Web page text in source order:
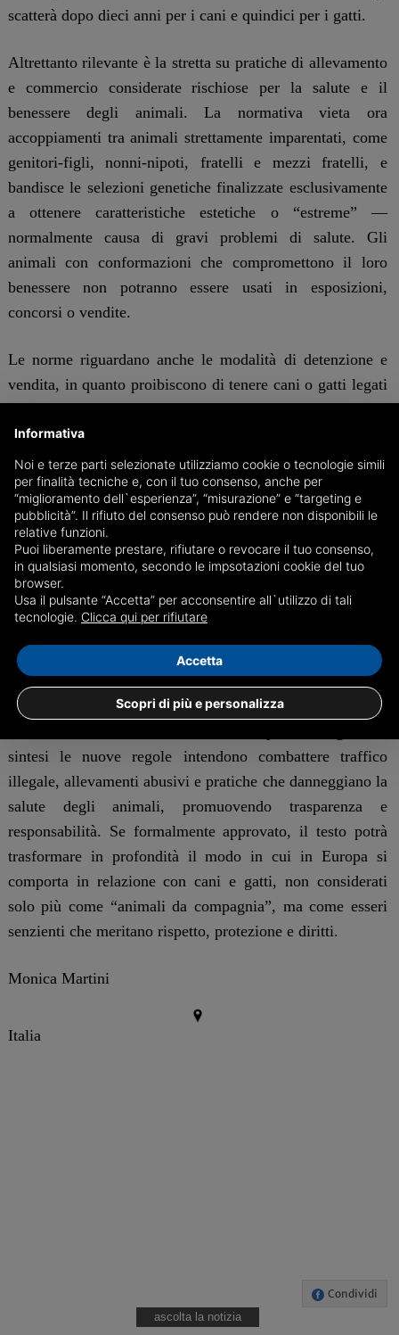
scatterà dopo dieci anni per i cani e quindici per i gatti.
Altrettanto rilevante è la stretta su pratiche di allevamento
e commercio considerate rischiose per la salute e il
benessere degli animali. La normativa vieta ora
accoppiamenti tra animali strettamente imparentati, come
genitori-figli, nonni-nipoti, fratelli e mezzi fratelli, e
bandisce le selezioni genetiche finalizzate esclusivamente
a ottenere caratteristiche estetiche o “estreme” —
normalmente causa di gravi problemi di salute. Gli
animali con conformazioni che compromettono il loro
benessere non potranno essere usati in esposizioni,
concorsi o vendite.
Le norme riguardano anche le modalità di detenzione e
vendita, in quanto proibiscono di tenere cani o gatti legati
ininterrottamente a catena e vietato l’uso di collari a
strozzo o con punte. Per quanto riguarda le importazioni
da paesi terzi, gli animali destinati alla vendita dovranno
essere microchippati prima dell’ingresso in UE e registrati
nelle banche dati nazionali previste. Anche i movimenti
“non commerciali” saranno soggetti a controlli per evitare
che animali introdotti con finalità private vengano poi
venduti illegalmente.
della Commissione europea presentata nel 2023,
rappresenta un vero salto di qualità; per la prima volta
l’Unione stabilisce criteri uniformi su welfare,
sintesi le nuove regole intendono combattere traffico
illegale, allevamenti abusivi e pratiche che danneggiano la
salute degli animali, promuovendo trasparenza e
responsabilità. Se formalmente approvato, il testo potrà
trasformare in profondità il modo in cui in Europa si
comporta in relazione con cani e gatti, non considerati
solo più come “animali da compagnia”, ma come esseri
senzienti che meritano rispetto, protezione e diritti.
Monica Martini
Italia
Condividi
ascolta la notizia
Informativa
Noi e terze parti selezionate utilizziamo cookie o tecnologie simili
per finalità tecniche e, con il tuo consenso, anche per
“miglioramento dell`esperienza”, “misurazione” e “targeting e
pubblicità”. Il rifiuto del consenso può rendere non disponibili le
relative funzioni.
Puoi liberamente prestare, rifiutare o revocare il tuo consenso,
in qualsiasi momento, secondo le impsotazioni cookie del tuo
browser.
Usa il pulsante “Accetta” per acconsentire all`utilizzo di tali
tecnologie. Clicca qui per rifiutare
Scopri di più e personalizza
Accetta